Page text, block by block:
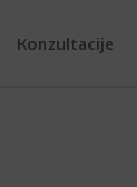
Konzultacije